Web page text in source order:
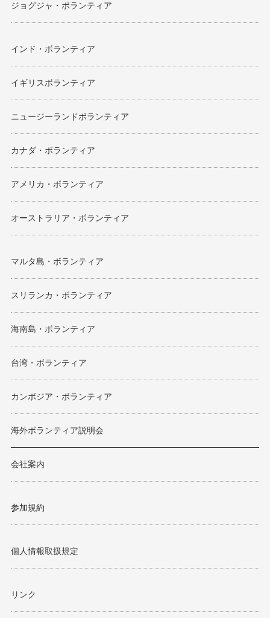
ジョグジャ・ボランティア
インド・ボランティア
イギリスボランティア
ニュージーランドボランティア
カナダ・ボランティア
アメリカ・ボランティア
オーストラリア・ボランティア
マルタ島・ボランティア
スリランカ・ボランティア
海南島・ボランティア
台湾・ボランティア
カンボジア・ボランティア
海外ボランティア説明会
会社案内
参加規約
個人情報取扱規定
リンク